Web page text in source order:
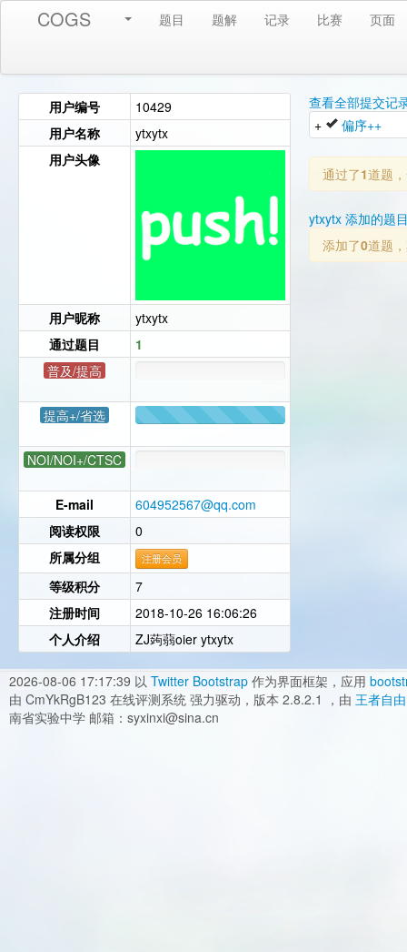
COGS 题目 题解 记录 比赛 页面
用户编号
10429
用户名称
ytxytx
用户头像
用户昵称
ytxytx
通过题目
1
普及/提高
提高+/省选
NOI/NOI+/CTSC
E-mail
604952567@qq.com
阅读权限
0
所属分组
注册会员
等级积分
7
注册时间
2018-10-26 16:06:26
个人介绍
ZJ蒟蒻oier ytxytx
查看全部提交记
+
偏序++
通过了1道题
ytxytx 添加的题
添加了0道题
2026-08-06 17:17:39 以 Twitter Bootstrap 作为界面框架，应用
由 CmYkRgB123 在线评测系统 强力驱动，版本 2.8.2.1 ，由 王者自由
南省实验中学 邮箱：syxinxi@sina.cn